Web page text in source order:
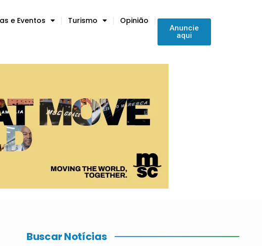
e Eventos Turismo Opinião
Anuncie
aqui
Buscar Notícias